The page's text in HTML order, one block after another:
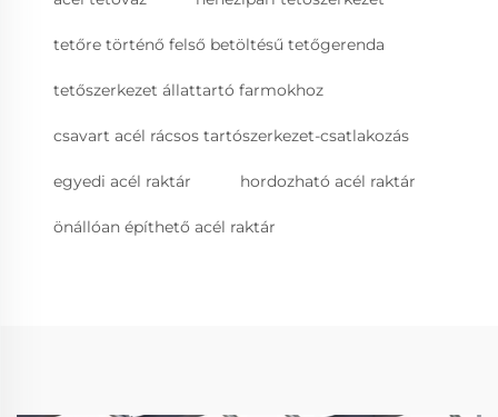
tetőre történő felső betöltésű tetőgerenda
tetőszerkezet állattartó farmokhoz
csavart acél rácsos tartószerkezet-csatlakozás
egyedi acél raktár hordozható acél raktár
önállóan építhető acél raktár